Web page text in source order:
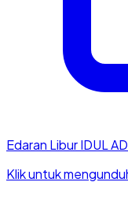
Edaran Libur IDUL
Klik untuk